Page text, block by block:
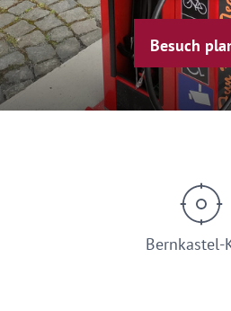
Besuch
Bernkastel-